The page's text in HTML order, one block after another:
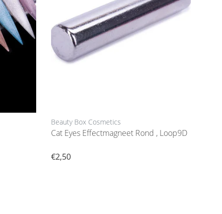
Beauty Box Cosmetics
Cat Eyes Effectmagneet Rond , Loop9D
€2,50